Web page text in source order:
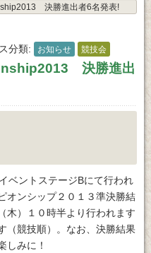
決勝進出者6名発表!
分類 お知らせ 競技会
決勝進出
ベントステージBにて行われ
オンシップ２０１３準決勝結
木）１０時半より行われます
（競技順）。なお、決勝結果
しみに！